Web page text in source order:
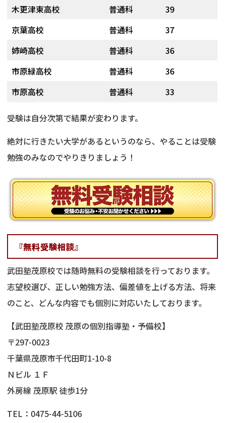
木更津東高校
普通科
39
京葉高校
普通科
37
姉崎高校
普通科
36
市原緑高校
普通科
36
市原高校
普通科 33
受験は自分次第で結果が変わります。
絶対に行きたい大学があるというのなら、やることは受験
勉強のみなのでやりきりましょう！
『無料受験相談』
武田塾茂原校では随時無料の受験相談を行っております。
志望校選び、正しい勉強方法、偏差値を上げる方法、将来
のこと、どんな内容でも個別に対応いたしております。
【武田塾茂原校 茂原の個別指導塾・予備校】
〒297-0023
千葉県茂原市千代田町1-10-8
Ｎビル １Ｆ
外房線 茂原駅 徒歩1分
TEL：0475-44-5106